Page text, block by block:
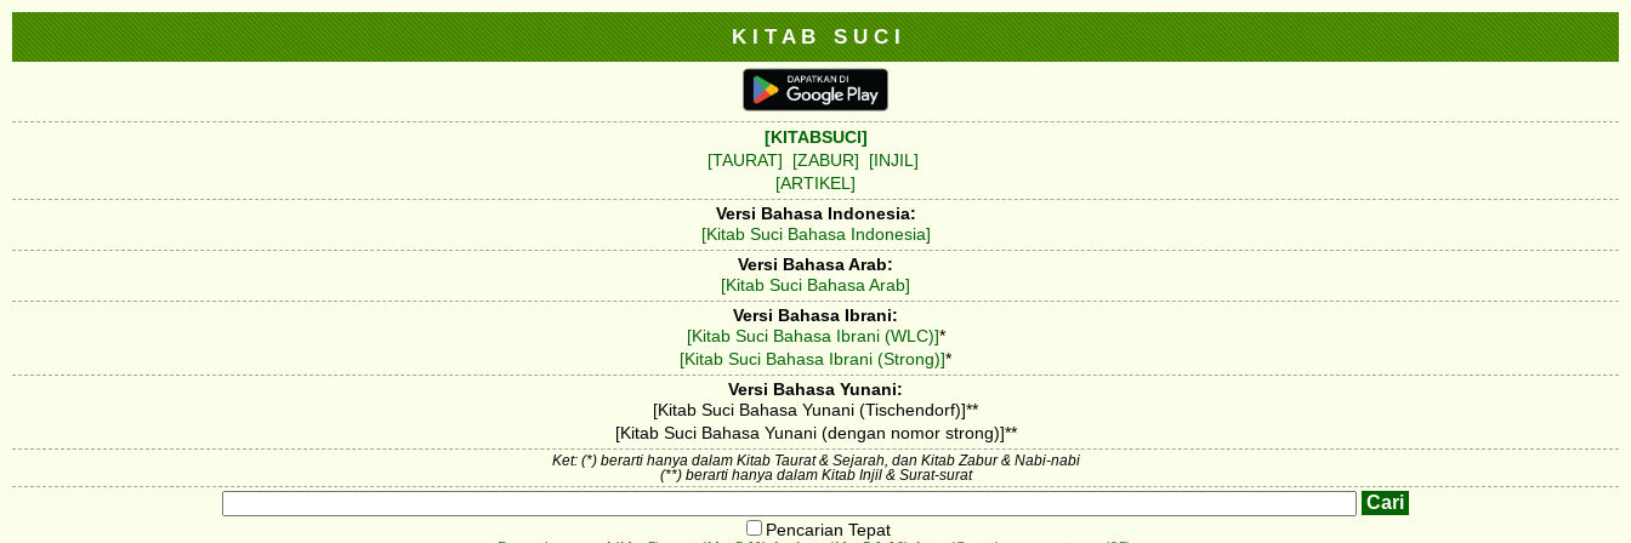
K I T A B S U C I
[KITABSUCI]
[TAURAT]
[ZABUR]
[INJIL]
[ARTIKEL]
Versi Bahasa Indonesia:
[Kitab Suci Bahasa Indonesia]
Versi Bahasa Arab:
[Kitab Suci Bahasa Arab]
Versi Bahasa Ibrani:
[Kitab Suci Bahasa Ibrani (WLC)]*
[Kitab Suci Bahasa Ibrani (Strong)]*
Versi Bahasa Yunani:
[Kitab Suci Bahasa Yunani (Tischendorf)]**
[Kitab Suci Bahasa Yunani (dengan nomor strong)]**
Ket: (*) berarti hanya dalam Kitab Taurat & Sejarah, dan Kitab Zabur & Nabi-nabi
(**) berarti hanya dalam Kitab Injil & Surat-surat
Pencarian Tepat